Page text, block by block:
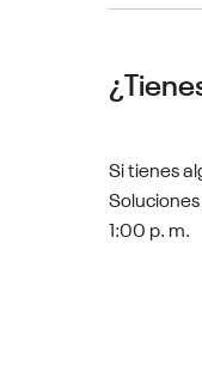
Si tienes
1:00 p. m.